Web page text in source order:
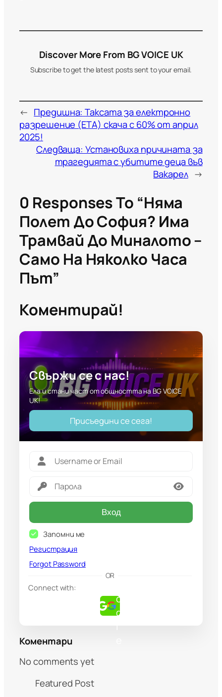
Discover More From BG VOICE UK
Subscribe to get the latest posts sent to your email.
← Предишна: Таксата за електронно
разрешение (ETA) скача с 60% от април
2025!
Следваща: Установиха причината за
трагедията с убитите деца във
Вакарел →
0 Responses To “Няма
Полет До София? Има
Трамвай До Миналото –
Само На Няколко Часа
Път”
Коментирай!
Свържи се с нас!
Ела и стани част от общността на BG VOICE
UK!
Присъедини се сега!
Вход
Запомни ме
Регистрация
Forgot Password
OR
Connect with:
o
g
Коментари
No comments yet
Featured Post